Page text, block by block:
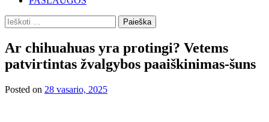
Ieškoti:
Ar chihuahuas yra protingi? Vetems
patvirtintas žvalgybos paaiškinimas-šuns
Posted on 28 vasario, 2025